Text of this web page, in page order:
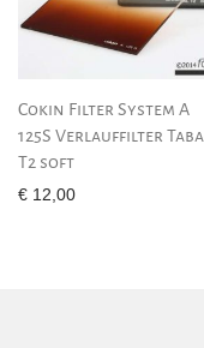
Cokin Filter System A
125S Verlauffilter
T2 soft
€ 12,00